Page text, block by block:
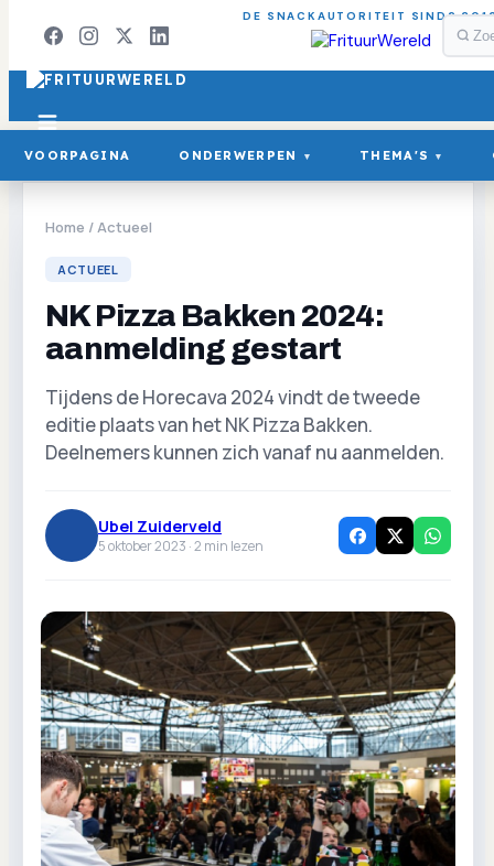
DE SNACKAUTORITEIT SINDS
VOORPAGINA ONDERWERPEN ▾ THEMA'S ▾
Home /Actueel
ACTUEEL
NK Pizza Bakken 2024:
aanmelding gestart
Tijdens de Horecava 2024 vindt de tweede
editie plaats van het NK Pizza Bakken.
Deelnemers kunnen zich vanaf nu aanmelden.
Ubel Zuiderveld
5 oktober 2023 ·2 min lezen